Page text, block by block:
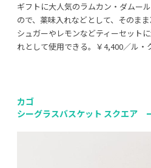
ギフトに大人気のラムカン・ダムー
ので、薬味入れなどとして、そのま
シュガーやレモンなどティーセット
れとして使用できる。￥4,400／ル・
カゴ
シーグラスバスケット スクエア